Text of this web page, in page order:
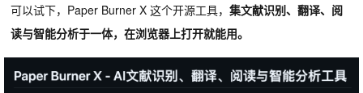
可以试下，Paper Burner X 这个开源工具， 集文献识别、翻译、阅
读与智能分析于一体，在浏览器上打开就能用。